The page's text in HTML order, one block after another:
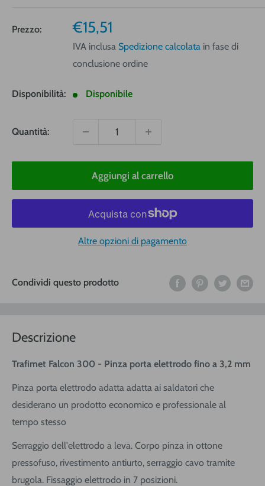
Prezzo:
Prezzo
vendita
€15,51
IVA inclusa Spedizione calcolata in fase di
conclusione ordine
Disponibilità: Disponibile
Quantità:
Aggiungi al carrello
Altre opzioni di pagamento
Condividi questo prodotto
Descrizione
Trafimet Falcon 300 - Pinza porta elettrodo fino a 3,2 mm
Pinza porta elettrodo adatta adatta ai saldatori che
desiderano un prodotto economico e professionale al
tempo stesso
Serraggio dell'elettrodo a leva. Corpo pinza in ottone
pressofuso, rivestimento antiurto, serraggio cavo tramite
brugola. Fissaggio elettrodo in 7 posizioni.